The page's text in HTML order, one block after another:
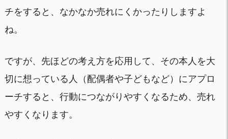
チをすると、なかなか売れにくかったりしますよ
ね。
ですが、先ほどの考え方を応用して、その本人を大
切に想っている人（配偶者や子どもなど）にアプロ
ーチすると、行動につながりやすくなるため、売れ
やすくなります。